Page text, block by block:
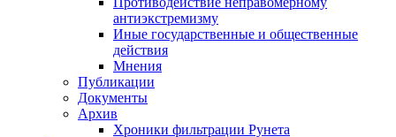
антиэкстремизму
Иные государственные и общественные
действия
Мнения
Публикации
Документы
Архив
Хроники фильтрации Рунета